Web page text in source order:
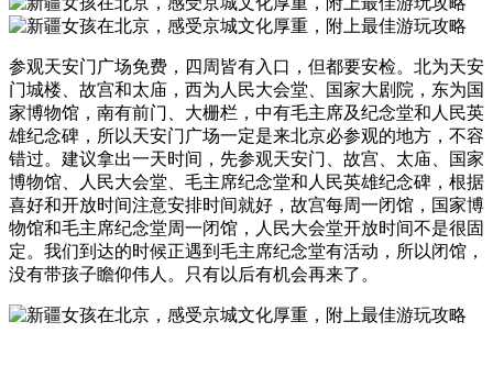
参观天安门广场免费，四周皆有入口，但都要安检。北为天安
门城楼、故宫和太庙，西为人民大会堂、国家大剧院，东为国
家博物馆，南有前门、大栅栏，中有毛主席及纪念堂和人民英
雄纪念碑，所以天安门广场一定是来北京必参观的地方，不容
错过。建议拿出一天时间，先参观天安门、故宫、太庙、国家
博物馆、人民大会堂、毛主席纪念堂和人民英雄纪念碑，根据
喜好和开放时间注意安排时间就好，故宫每周一闭馆，国家博
物馆和毛主席纪念堂周一闭馆，人民大会堂开放时间不是很固
定。我们到达的时候正遇到毛主席纪念堂有活动，所以闭馆，
没有带孩子瞻仰伟人。只有以后有机会再来了。